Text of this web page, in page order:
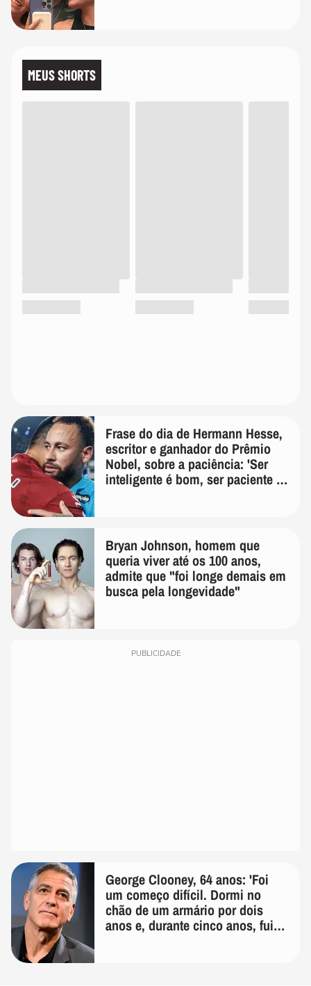
MEUS SHORTS
Frase do dia de Hermann Hesse,
escritor e ganhador do Prêmio
Nobel, sobre a paciência: 'Ser
inteligente é bom, ser paciente é
Bryan Johnson, homem que
queria viver até os 100 anos,
admite que "foi longe demais em
busca pela longevidade"
PUBLICIDADE
George Clooney, 64 anos: 'Foi
um começo difícil. Dormi no
chão de um armário por dois
anos e, durante cinco anos, fui